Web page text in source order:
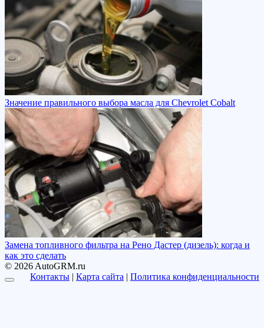
Значение правильного выбора масла для Chevrolet Cobalt
Замена топливного фильтра на Рено Дастер (дизель): когда и
как это сделать
© 2026 AutoGRM.ru
Контакты | Карта сайта | Политика конфиденциальности